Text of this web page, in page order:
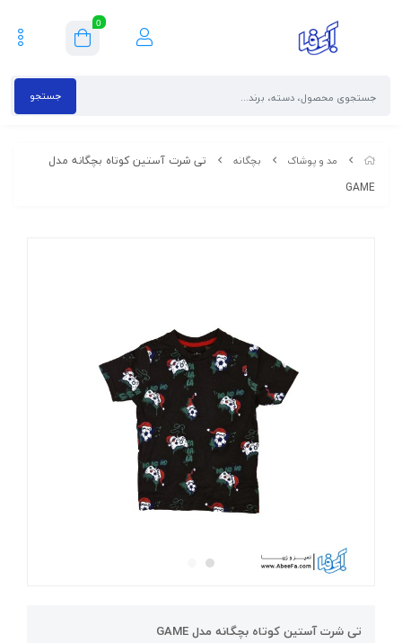
0
جستجو
مد و پوشاک بچگانه
تی شرت آستین کوتاه بچگانه مدل
GAME
تی شرت آستین کوتاه بچگانه مدل GAME